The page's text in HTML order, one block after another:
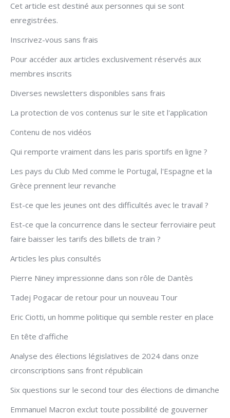
Cet article est destiné aux personnes qui se sont
enregistrées.
Inscrivez-vous sans frais
Pour accéder aux articles exclusivement réservés aux
membres inscrits
Diverses newsletters disponibles sans frais
La protection de vos contenus sur le site et l'application
Contenu de nos vidéos
Qui remporte vraiment dans les paris sportifs en ligne ?
Les pays du Club Med comme le Portugal, l'Espagne et la
Grèce prennent leur revanche
Est-ce que les jeunes ont des difficultés avec le travail ?
Est-ce que la concurrence dans le secteur ferroviaire peut
faire baisser les tarifs des billets de train ?
Articles les plus consultés
Pierre Niney impressionne dans son rôle de Dantès
Tadej Pogacar de retour pour un nouveau Tour
Eric Ciotti, un homme politique qui semble rester en place
En tête d'affiche
Analyse des élections législatives de 2024 dans onze
circonscriptions sans front républicain
Six questions sur le second tour des élections de dimanche
Emmanuel Macron exclut toute possibilité de gouverner